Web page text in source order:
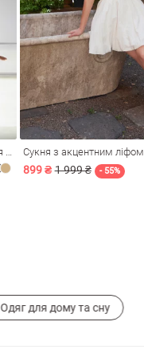
Сукня з акцентним ліфом
899 ₴ 1 999 ₴ - 55%
Одяг для дому та сну